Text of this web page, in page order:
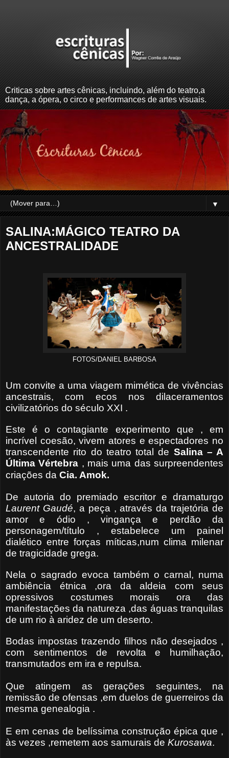
Criticas sobre artes cênicas, incluindo, além do teatro,a
dança, a ópera, o circo e performances de artes visuais.
▼
SALINA:MÁGICO TEATRO DA
ANCESTRALIDADE
FOTOS/DANIEL BARBOSA
Um convite a uma viagem mimética de vivências
ancestrais, com ecos nos dilaceramentos
civilizatórios do século XXI .
Este é o contagiante experimento que , em
incrível coesão, vivem atores e espectadores no
transcendente rito do teatro total de Salina – A
Última Vértebra , mais uma das surpreendentes
criações da Cia. Amo k.
De autoria do premiado escritor e dramaturgo
Laurent Gaudé, a peça , através da trajetória de
amor e ódio , vingança e perdão da
personagem/título , estabelece um painel
dialético entre forças míticas,num clima milenar
de tragicidade grega.
Nela o sagrado evoca também o carnal, numa
ambiência étnica ,ora da aldeia com seus
opressivos costumes morais ora das
manifestações da natureza ,das águas tranquilas
de um rio à aridez de um deserto.
Bodas impostas trazendo filhos não desejados ,
com sentimentos de revolta e humilhação,
transmutados em ira e repulsa.
Que atingem as gerações seguintes, na
remissão de ofensas ,em duelos de guerreiros da
mesma genealogia .
E em cenas de belíssima construção épica que ,
às vezes ,remetem aos samurais de Kurosawa.